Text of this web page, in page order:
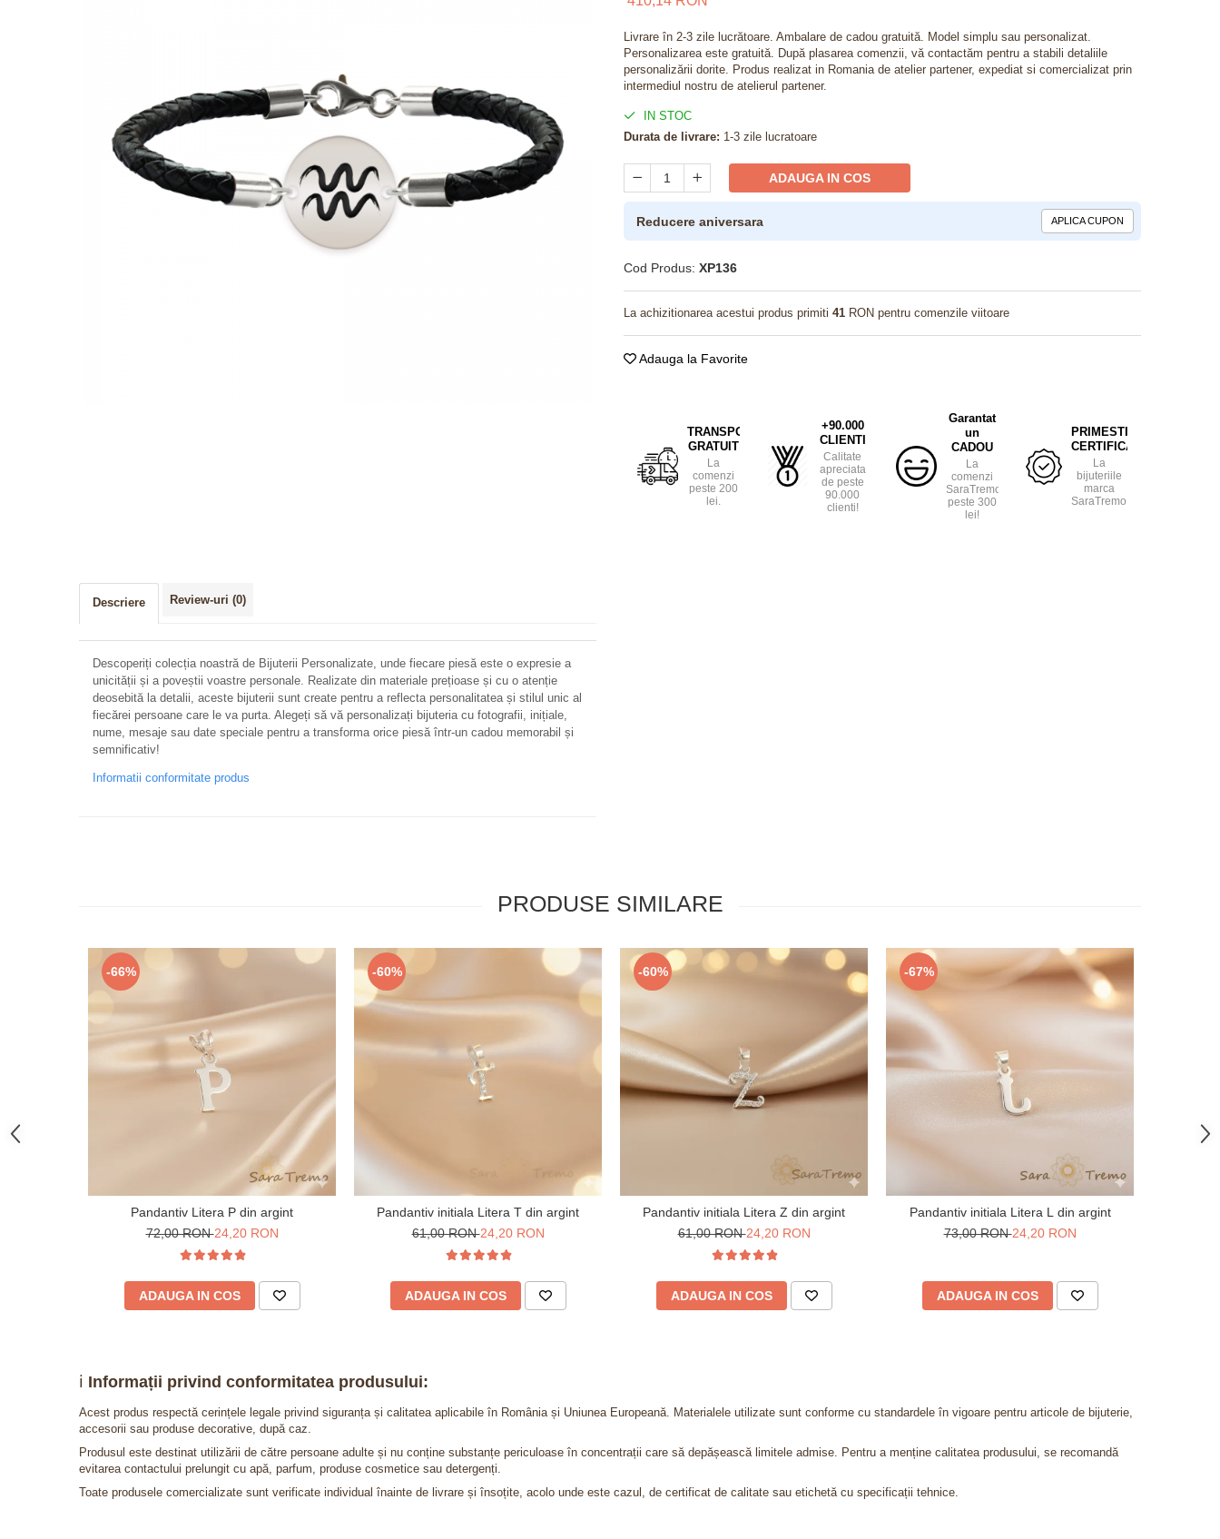
Bijuterii din argint placate cu aur
Livrare în 2-3 zile lucrătoare. Ambalare de cadou gratuită. Model simplu sau personalizat.
Personalizarea este gratuită. După plasarea comenzii, vă contactăm pentru a stabili detaliile
personalizării dorite. Produs realizat in Romania de atelier partener, expediat si comercializat prin
intermediul nostru de atelierul partener.
IN STOC
Durata de livrare: 1-3 zile lucratoare
ADAUGA IN COS
Reducere aniversara APLICA CUPON
Cod Produs: XP136
La achizitionarea acestui produs primiti 41 RON pentru comenzile viitoare
Adauga la Favorite
TRANSPORT
GRATUIT
La
comenzi
peste 200
lei.
+90.000
CLIENTI
Calitate
apreciata
de peste
90.000
clienti!
Garantat
un
CADOU
La
comenzi
SaraTremo
peste 300
lei!
PRIMESTI
CERTIFICAT
La
bijuteriile
marca
SaraTremo.
Descriere Review-uri (0)
Descoperiți colecția noastră de Bijuterii Personalizate, unde fiecare piesă este o expresie a
unicității și a poveștii voastre personale. Realizate din materiale prețioase și cu o atenție
deosebită la detalii, aceste bijuterii sunt create pentru a reflecta personalitatea și stilul unic al
fiecărei persoane care le va purta. Alegeți să vă personalizați bijuteria cu fotografii, inițiale,
nume, mesaje sau date speciale pentru a transforma orice piesă într-un cadou memorabil și
semnificativ!
Informatii conformitate produs
PRODUSE SIMILARE
-66%
Pandantiv Litera P din argint
72,00 RON24,20 RON
ADAUGA IN COS
-60%
Pandantiv initiala Litera T din argint
61,00 RON24,20 RON
ADAUGA IN COS
-60%
Pandantiv initiala Litera Z din argint
61,00 RON24,20 RON
ADAUGA IN COS
-67%
Pandantiv initiala Litera L din argint
73,00 RON24,20 RON
ADAUGA IN COS
ℹ️ Informații privind conformitatea produsului:
Acest produs respectă cerințele legale privind siguranța și calitatea aplicabile în România și Uniunea Europeană. Materialele utilizate sunt conforme cu standardele în vigoare pentru articole de bijuterie,
accesorii sau produse decorative, după caz.
Produsul este destinat utilizării de către persoane adulte și nu conține substanțe periculoase în concentrații care să depășească limitele admise. Pentru a menține calitatea produsului, se recomandă
evitarea contactului prelungit cu apă, parfum, produse cosmetice sau detergenți.
Toate produsele comercializate sunt verificate individual înainte de livrare și însoțite, acolo unde este cazul, de certificat de calitate sau etichetă cu specificații tehnice.